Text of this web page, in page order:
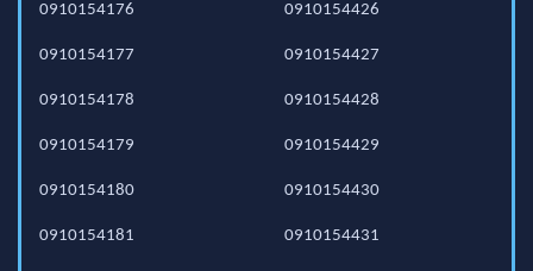
0910154176
0910154177
0910154178
0910154179
0910154180
0910154181
0910154426
0910154427
0910154428
0910154429
0910154430
0910154431